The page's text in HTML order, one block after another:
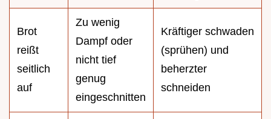
Brot
reißt
seitlich
auf
Zu wenig
Dampf oder
nicht tief
genug
eingeschnitten
Kräftiger schwaden
(sprühen) und
beherzter
schneiden